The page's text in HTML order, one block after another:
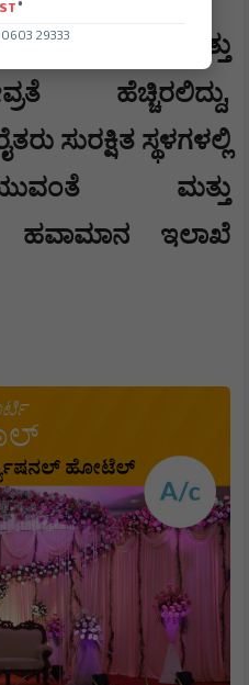
ಕಾಲ ಸಿಡಿಲು ಮತ್ತು
ಹೆಚ್ಚಿರಲಿದ್ದು,
ಸುರಕ್ಷಿತ ಸ್ಥಳಗಳಲ್ಲಿ
ಮತ್ತು
ಹವಾಮಾನ ಇಲಾಖೆ
®
29333